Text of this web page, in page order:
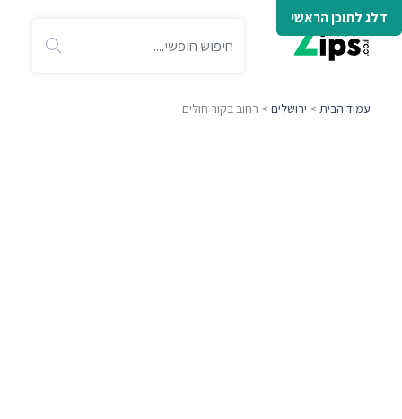
דלג לתוכן הראשי
עמוד הבית > ירושלים > רחוב בקור חולים